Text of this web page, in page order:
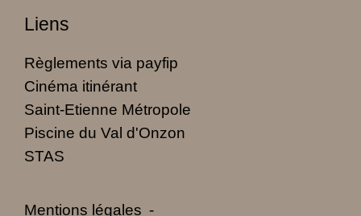
Liens
Règlements via payfip
Cinéma itinérant
Saint-Etienne Métropole
Piscine du Val d'Onzon
STAS
Mentions légales -